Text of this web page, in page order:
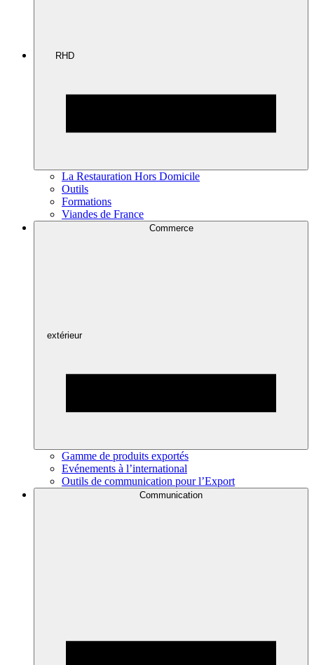
RHD
La Restauration Hors Domicile
Outils
Formations
Viandes de France
Commerce
extérieur
Gamme de produits exportés
Evénements à l’international
Outils de communication pour l’Export
Communication